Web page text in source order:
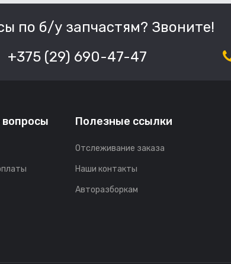
по б/у запчастям? Звоните!
+375 (29) 690-47-47
Полезные ссылки
Отслеживание заказа
Наши контакты
Авторазборкам